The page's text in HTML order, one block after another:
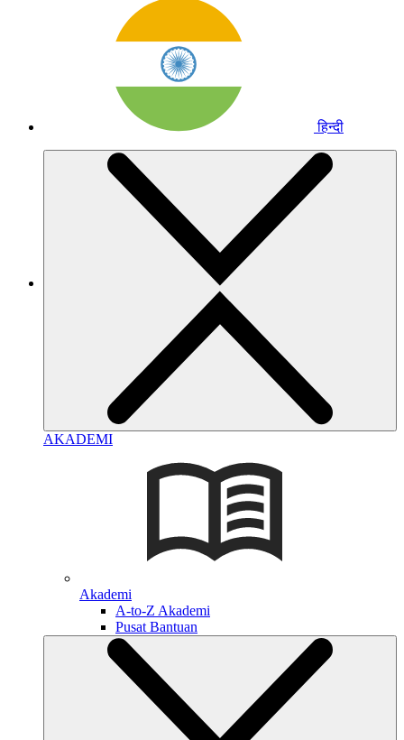
हिन्दी
AKADEMI
Akademi
A-to-Z Akademi
Pusat Bantuan